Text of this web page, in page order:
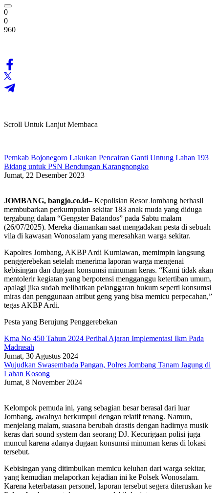
0
0
960
Scroll Untuk Lanjut Membaca
Pemkab Bojonegoro Lakukan Pencairan Ganti Untung Lahan 193
Bidang untuk PSN Bendungan Karangnongko
Jumat, 22 Desember 2023
JOMBANG, bangjo.co.id– Kepolisian Resor Jombang berhasil
membubarkan perkumpulan sekitar 183 anak muda yang diduga
tergabung dalam “Gengster Batandos” pada Sabtu malam
(26/07/2025). Mereka diamankan saat mengadakan pesta di sebuah
vila di kawasan Wonosalam yang meresahkan warga sekitar.
Kapolres Jombang, AKBP Ardi Kurniawan, memimpin langsung
penggerebekan setelah menerima laporan warga mengenai
kebisingan dan dugaan konsumsi minuman keras. “Kami tidak akan
mentolerir kegiatan yang berpotensi mengganggu ketertiban umum,
apalagi jika sudah melibatkan pelanggaran hukum seperti konsumsi
miras dan penggunaan atribut geng yang bisa memicu perpecahan,”
tegas AKBP Ardi.
Pesta yang Berujung Penggerebekan
Kma No 450 Tahun 2024 Perihal Ajaran Implementasi Ikm Pada
Madrasah
Jumat, 30 Agustus 2024
Wujudkan Swasembada Pangan, Polres Jombang Tanam Jagung di
Lahan Kosong
Jumat, 8 November 2024
Kelompok pemuda ini, yang sebagian besar berasal dari luar
Jombang, awalnya berkumpul dengan relatif tenang. Namun,
menjelang malam, suasana berubah drastis dengan hadirnya musik
keras dari sound system dan seorang DJ. Kecurigaan polisi juga
muncul karena adanya dugaan konsumsi minuman keras di lokasi
tersebut.
Kebisingan yang ditimbulkan memicu keluhan dari warga sekitar,
yang kemudian melaporkan kejadian ini ke Polsek Wonosalam.
Karena keterbatasan personel, laporan tersebut segera diteruskan ke